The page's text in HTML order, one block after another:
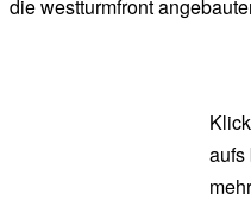
die westturmfront
aufs
mehr